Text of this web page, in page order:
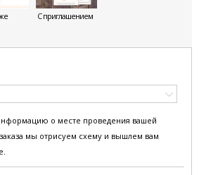
С приглашением
о месте проведения вашей
мы отрисуем схему и вышлем вам